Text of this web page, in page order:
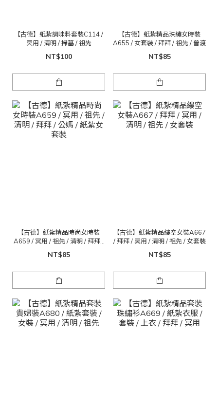
【古德】紙紮調味料套裝C114 /
冥用 / 清明 / 掃墓 / 祖先
NT$100
【古德】紙紮精品珠繡女時裝
A655 / 女套裝 / 拜拜 / 祖先 / 普渡
NT$85
【古德】紙紮精品時尚女時裝
A659 / 冥用 / 祖先 / 清明 / 拜拜 /
公媽 / 紙紮女套裝
NT$85
【古德】紙紮精品縷空女裝A667
/ 拜拜 / 冥用 / 清明 / 祖先 / 女套裝
NT$85